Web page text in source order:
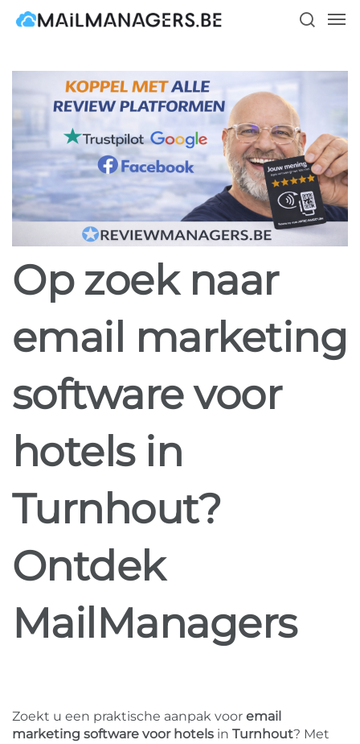
Skip
Op zoek naar
email marketing
software voor
hotels in
Turnhout?
Ontdek
MailManagers
Zoekt u een praktische aanpak voor email
marketing software voor hotels in Turnhout? Met